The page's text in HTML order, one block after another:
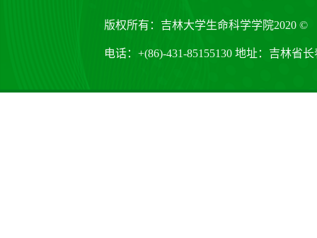
版权所有：吉林大学生命科学学院2020 ©
电话：+(86)-431-85155130 地址：吉林省